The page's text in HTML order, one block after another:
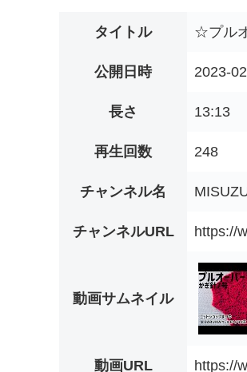
タイトル ☆プル
公開日時 2023-
長さ 13:13
再生回数 248
チャンネル名
チャンネルURL https://
動画サムネイル
動画URL https://